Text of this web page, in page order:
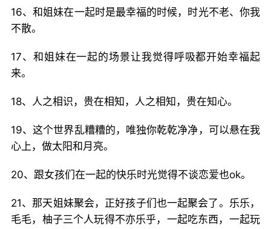
16、和姐妹在一起时是最幸福的时候，时光不老、你我
不散。
17、和姐妹在一起的场景让我觉得呼吸都开始幸福起
来。
18、人之相识，贵在相知，人之相知，贵在知心。
19、这个世界乱糟糟的，唯独你乾乾净净，可以悬在我
心上，做太阳和月亮。
20、跟女孩们在一起的快乐时光觉得不谈恋爱也ok。
21、那天姐妹聚会，正好孩子们也一起聚会了。乐乐，
毛毛，柚子三个人玩得不亦乐乎，一起吃东西，一起玩